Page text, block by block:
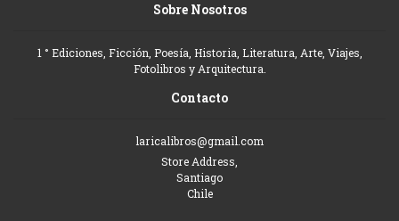
Sobre Nosotros
1 ° Ediciones, Ficción, Poesía, Historia, Literatura, Arte, Viajes,
Fotolibros y Arquitectura.
Contacto
laricalibros@gmail.com
Store Address,
Santiago
Chile